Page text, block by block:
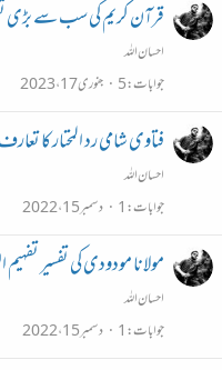
قرآن کریم کی سب سے بڑی
احسان اللہ
جوابات 5 جنوری 17، 2023
فتاوی شامی رد المحتار کا تعارف
احسان اللہ
جوابات 1 دسمبر 15، 2022
مولانا مودودی کی تفسیر
احسان اللہ
جوابات 1 دسمبر 15، 2022